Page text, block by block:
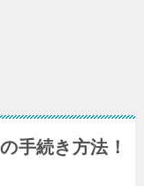
手続き方法！